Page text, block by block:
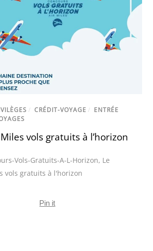
/ CRÉDIT-VOYAGE / ENTRÉE
vols gratuits à l’horizon
Vols-Gratuits-A-L-Horizon, Le
vols gratuits à l'horizon
Pin it